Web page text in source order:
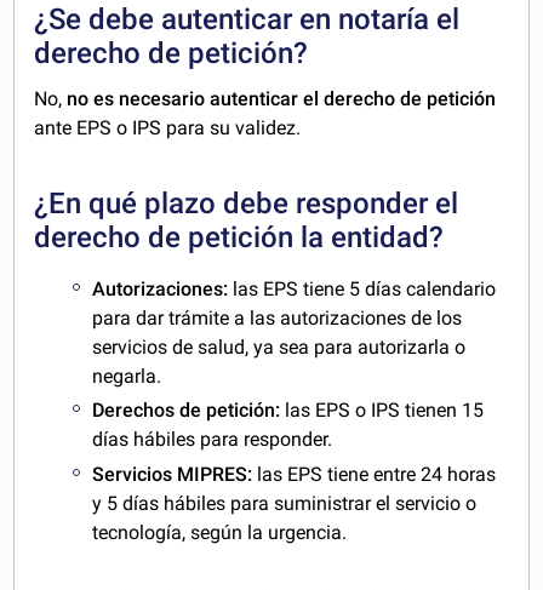
¿Se debe autenticar en notaría el
derecho de petición?
No, no es necesario autenticar el derecho de petición
ante EPS o IPS para su validez.
¿En qué plazo debe responder el
derecho de petición la entidad?
Autorizaciones: las EPS tiene 5 días calendario
para dar trámite a las autorizaciones de los
servicios de salud, ya sea para autorizarla o
negarla.
Derechos de petición: las EPS o IPS tienen 15
días hábiles para responder.
Servicios MIPRES: las EPS tiene entre 24 horas
y 5 días hábiles para suministrar el servicio o
tecnología, según la urgencia.